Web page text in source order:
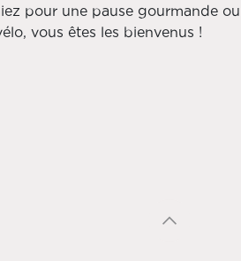
pour une pause gourmande ou
vous êtes les bienvenus !